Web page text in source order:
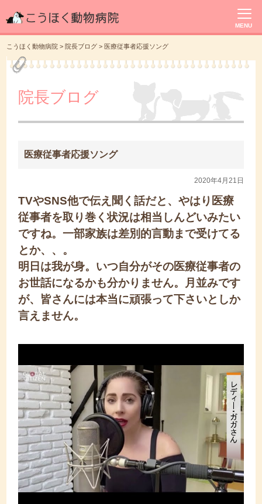
MENU
こうほく動物病院 >院長ブログ > 医療従事者応援ソング
院長ブログ
医療従事者応援ソング
2020年4月21日
TVやSNS他で伝え聞く話だと、やはり医療
従事者を取り巻く状況は相当しんどいみたい
ですね。一部家族は差別的言動まで受けてる
とか、、。
明日は我が身。いつ自分がその医療従事者の
お世話になるかも分かりません。月並みです
が、皆さんには本当に頑張って下さいとしか
言えません。